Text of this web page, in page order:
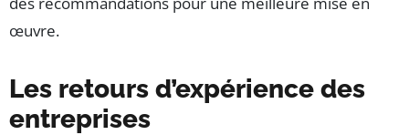
œuvre.
Les retours d’expérience des
entreprises